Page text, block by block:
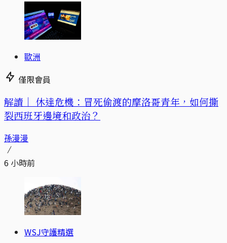
歐洲
僅限會員
解讀｜ 休達危機：冒死偷渡的摩洛哥青年，如何撕
裂西班牙邊境和政治？
孫漫漫
6 小時前
WSJ守護精選